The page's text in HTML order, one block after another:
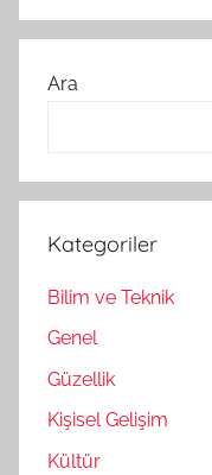
Ara
Kategoriler
Bilim ve Teknik
Genel
Güzellik
Kişisel Gelişim
Kültür